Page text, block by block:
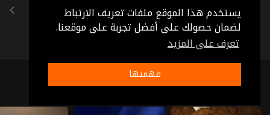
يستخدم هذا الموقع ملفات تعريف الارتباط
لضمان حصولك على أفضل تجربة على موقعنا.
تعرف على المزيد
فهمتها
الحلقة 5
(0:22:51)
ذات صلة